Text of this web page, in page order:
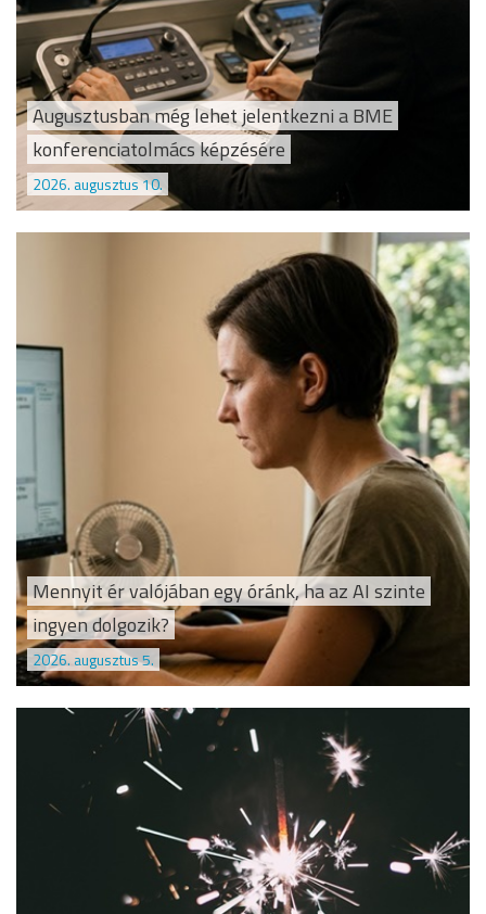
Augusztusban még lehet jelentkezni a BME
konferenciatolmács képzésére
2026. augusztus 10.
Mennyit ér valójában egy óránk, ha az AI szinte
ingyen dolgozik?
2026. augusztus 5.